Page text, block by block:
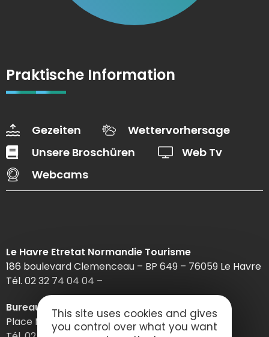
Praktische Information
Gezeiten
Wettervorhersage
Unsere Broschüren
Web Tv
Webcams
Le Havre Etretat Normandie Tourisme
186 boulevard Clemenceau – BP 649 – 76059 Le Havre
Tél. 02 32 74 04 04 –
Bureau d’information d’Etretat
Place Maurice Guillard – 76790 Étretat
This site uses cookies and gives
you control over what you want